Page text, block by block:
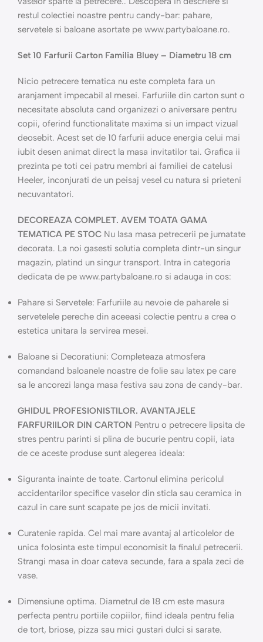
restul colectiei noastre pentru candy-bar: pahare,
servetele si baloane asortate pe www.partybaloane.ro.
Set 10 Farfurii Carton Familia Bluey – Diametru 18 cm
Nicio petrecere tematica nu este completa fara un
aranjament impecabil al mesei. Farfuriile din carton sunt o
necesitate absoluta cand organizezi o aniversare pentru
copii, oferind functionalitate maxima si un impact vizual
deosebit. Acest set de 10 farfurii aduce energia celui mai
iubit desen animat direct la masa invitatilor tai. Grafica ii
prezinta pe toti cei patru membri ai familiei de catelusi
Heeler, inconjurati de un peisaj vesel cu natura si prieteni
necuvantatori.
DECOREAZA COMPLET. AVEM TOATA GAMA
TEMATICA PE STOC Nu lasa masa petrecerii pe jumatate
decorata. La noi gasesti solutia completa dintr-un singur
magazin, platind un singur transport. Intra in categoria
dedicata de pe www.partybaloane.ro si adauga in cos:
Pahare si Servetele: Farfuriile au nevoie de paharele si
servetelele pereche din aceeasi colectie pentru a crea o
estetica unitara la servirea mesei.
Baloane si Decoratiuni: Completeaza atmosfera
comandand baloanele noastre de folie sau latex pe care
sa le ancorezi langa masa festiva sau zona de candy-bar.
GHIDUL PROFESIONISTILOR. AVANTAJELE
FARFURIILOR DIN CARTON Pentru o petrecere lipsita de
stres pentru parinti si plina de bucurie pentru copii, iata
de ce aceste produse sunt alegerea ideala:
Siguranta inainte de toate. Cartonul elimina pericolul
accidentarilor specifice vaselor din sticla sau ceramica in
cazul in care sunt scapate pe jos de micii invitati.
Curatenie rapida. Cel mai mare avantaj al articolelor de
unica folosinta este timpul economisit la finalul petrecerii.
Strangi masa in doar cateva secunde, fara a spala zeci de
vase.
Dimensiune optima. Diametrul de 18 cm este masura
perfecta pentru portiile copiilor, fiind ideala pentru felia
de tort, briose, pizza sau mici gustari dulci si sarate.